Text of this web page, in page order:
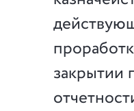
закрытии